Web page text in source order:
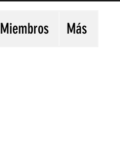
Miembros Más